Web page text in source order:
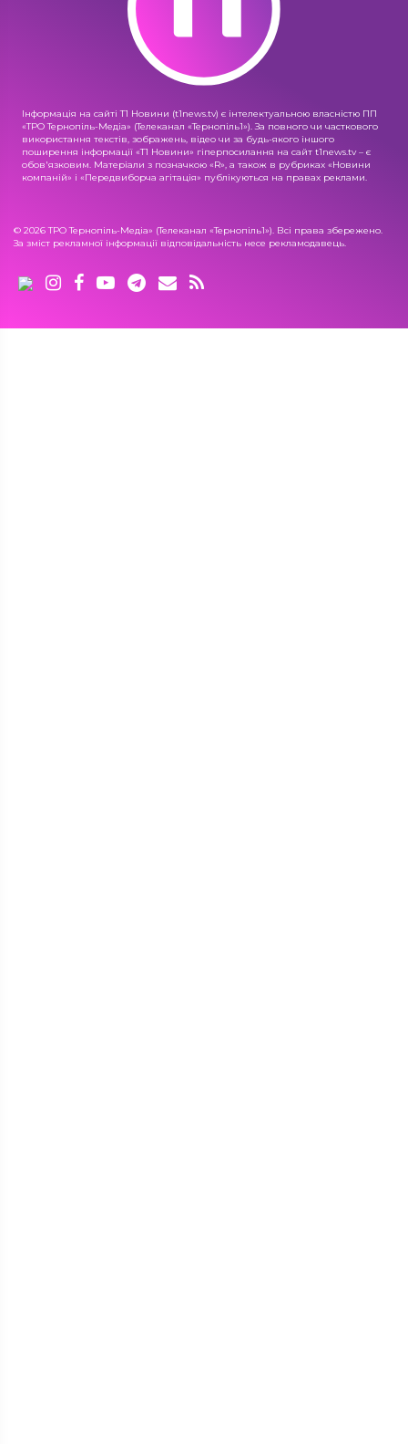
Інформація на сайті Т1 Новини (t1news.tv) є інтелектуальною власністю ПП
«ТРО Тернопіль-Медіа» (Телеканал «Тернопіль1»). За повного чи часткового
використання текстів, зображень, відео чи за будь-якого іншого
поширення інформації «Т1 Новини» гіперпосилання на сайт t1news.tv – є
обов'язковим. Матеріали з позначкою «R», а також в рубриках «Новини
компаній» і «Передвиборча агітація» публікуються на правах реклами.
© 2026 ТРО Тернопіль-Медіа» (Телеканал «Тернопіль1»). Всі права збережено.
За зміст рекламної інформації відповідальність несе рекламодавець.